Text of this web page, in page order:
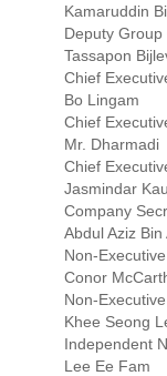
Kamaruddin
Deputy
Tassapon
Chief
Bo Lingam
Chief
Mr. Dharmadi
Chief
Jasmindar
Company
Abdul Aziz
Non-
Conor
Non-
Khee Seong
Independent
Lee Ee Fam